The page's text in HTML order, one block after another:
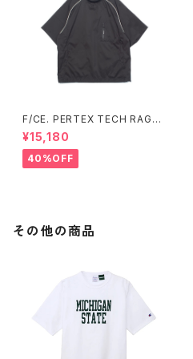
F/CE. PERTEX TECH RAGL
AN TEE (Sax、Black)
¥15,180
40%OFF
その他の商品